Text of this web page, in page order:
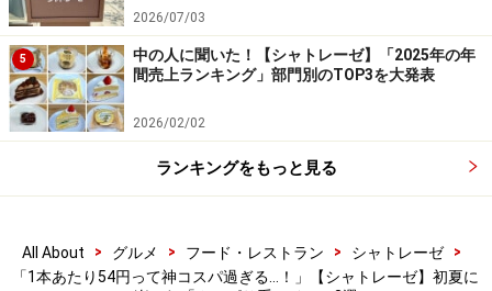
ライチの爽やかな風味と、やわらかねっとりな食感が美味！
ひと口かじると、みずみずしいライチの甘みと上品な香
りがふわっと広がり、さっぱりとした後味が印象的。や
わらかねっとりな食感の中にジューシーな果実感があ
り、甘過ぎない爽やかな味わいを楽しめます。
3. 「つぶつぶ果実の瀬戸内産レモンバー」6
2026/07/03
5
中の人に聞いた！【シャトレーゼ】「2025年の年
間売上ランキング」部門別のTOP3を大発表
2026/02/02
ランキングをもっと見る
All About > グルメ > フード・レストラン > シャトレーゼ
>
「1本あたり54円って神コスパ過ぎる…！」【シャトレーゼ】初夏に